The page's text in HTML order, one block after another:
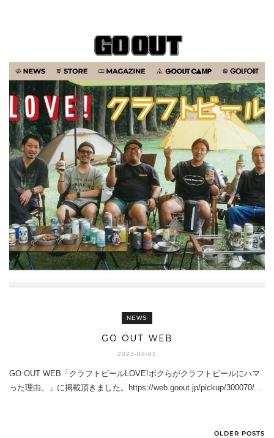
NEWS
GO OUT WEB
2023-08-01
GO OUT WEB「クラフトビールLOVE!ボクらがクラフトビールにハマ
った理由。」に掲載頂きました。https://web.goout.jp/pickup/300070/…
OLDER POSTS